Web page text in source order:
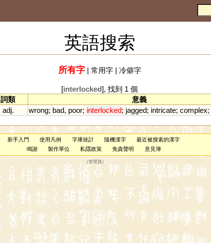
英語搜索
所有字| 常用字| 冷僻字
[interlocked], 找到 1 個
詞類
意義
adj. wrong; bad, poor; interlocked; jagged; intricate; complex;
新手入門 使用凡例 字庫統計 隨機漢字
最近被搜索的漢字
鳴謝
製作單位 私隱政策 免責聲明 意見簿
（管理員 ）